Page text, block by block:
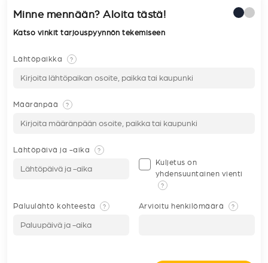
Minne mennään? Aloita tästä!
Katso vinkit tarjouspyynnön tekemiseen
Lähtöpaikka ?
Määränpää ?
Lähtöpäivä ja -aika ?
Kuljetus on
yhdensuuntainen vienti
?
Paluulähtö kohteesta ? Arvioitu henkilömäärä ?